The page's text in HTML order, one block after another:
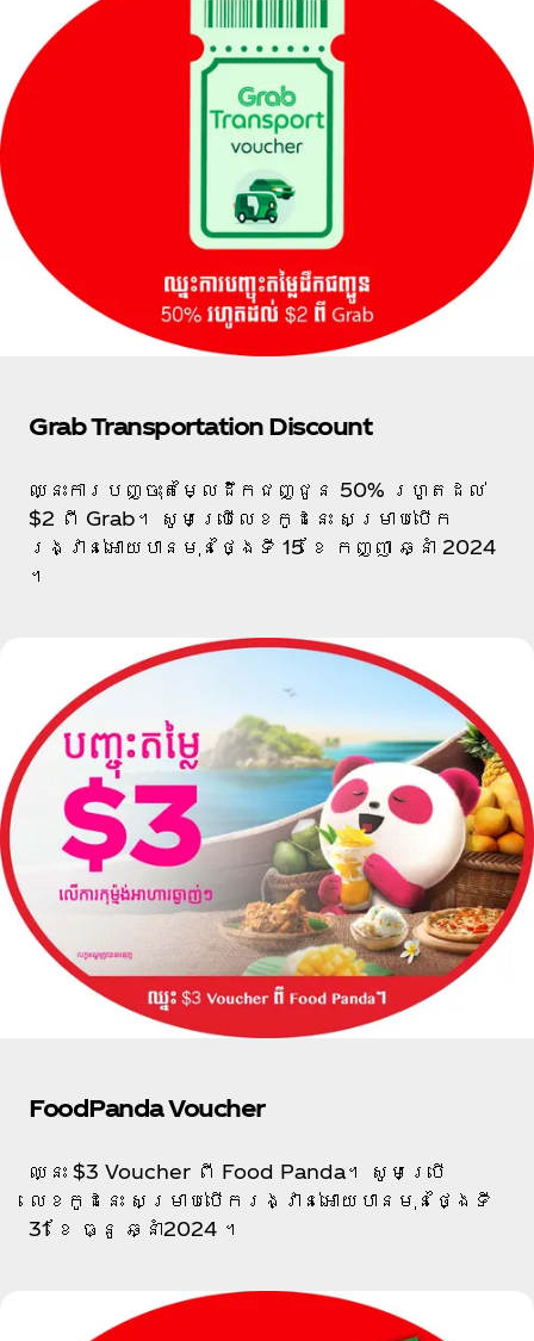
Grab Transportation Discount
ឈ្នះការបញ្ចុះតម្លៃដឹកជញ្ជូន 50% រហូតដល់
$2 ពី Grab។​ សូមប្រើលេខកូដ​នេះ សម្រាប់បើក
រង្វាន់អោយបានមុនថ្ងៃទី 15 ខែ កញ្ញា ឆ្នាំ 2024
។
FoodPanda Voucher
ឈ្នះ $3 Voucher ពី Food Panda។​ សូមប្រើ
លេខកូដ​នេះ សម្រាប់បើករង្វាន់អោយបានមុនថ្ងៃទី
31 ខែ ធ្នូ ឆ្នាំ2024 ។